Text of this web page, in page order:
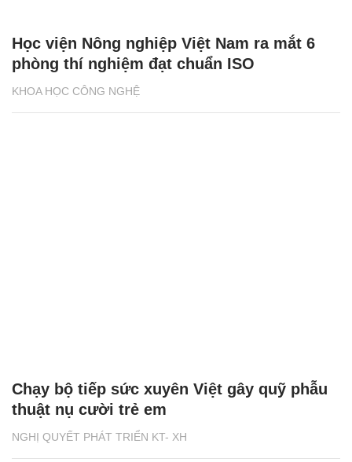
KHOA HỌC CÔNG NGHỆ
Học viện Nông nghiệp Việt Nam ra mắt 6
phòng thí nghiệm đạt chuẩn ISO
NGHỊ QUYẾT PHÁT TRIỂN KT- XH
Chạy bộ tiếp sức xuyên Việt gây quỹ phẫu
thuật nụ cười trẻ em